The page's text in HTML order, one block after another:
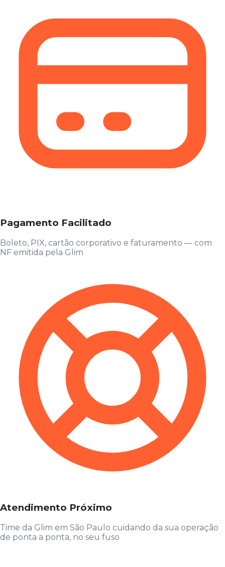
Pagamento Facilitado
Boleto, PIX, cartão corporativo e faturamento — com
NF emitida pela Glim
Atendimento Próximo
Time da Glim em São Paulo cuidando da sua operação
de ponta a ponta, no seu fuso